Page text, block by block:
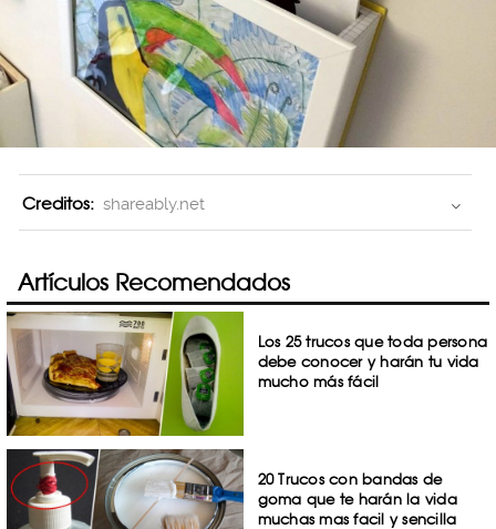
Creditos: shareably.net
Artículos Recomendados
Los 25 trucos que toda persona
debe conocer y harán tu vida
mucho más fácil
20 Trucos con bandas de
goma que te harán la vida
muchas mas facil y sencilla